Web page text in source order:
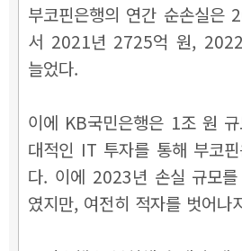
부코핀은행의 연간 순손실은
서 2021년 2725억 원,
늘었다.
이에 KB국민은행은 1조 원
대적인 IT 투자를 통해 부코
다. 이에 2023년 손실 규모
였지만, 여전히 적자를 벗어나